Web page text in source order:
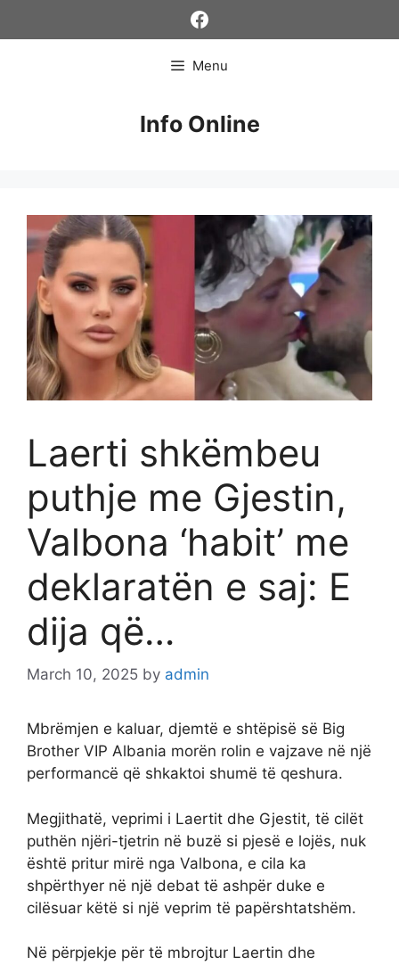
Facebook
Menu
Info Online
Laerti shkëmbeu
puthje me Gjestin,
Valbona ‘habit’ me
deklaratën e saj: E
dija që…
March 10, 2025 by admin
Mbrëmjen e kaluar, djemtë e shtëpisë së Big
Brother VIP Albania morën rolin e vajzave në një
performancë që shkaktoi shumë të qeshura.
Megjithatë, veprimi i Laertit dhe Gjestit, të cilët
puthën njëri-tjetrin në buzë si pjesë e lojës, nuk
është pritur mirë nga Valbona, e cila ka
shpërthyer në një debat të ashpër duke e
cilësuar këtë si një veprim të papërshtatshëm.
Në përpjekje për të mbrojtur Laertin dhe